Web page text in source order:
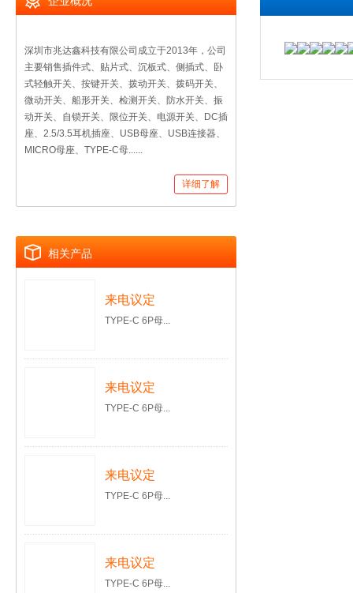
深圳市兆达鑫科技有限公司成立于2013年，公司
主要销售插件式、贴片式、沉板式、侧插式、卧
式轻触开关、按键开关、拨动开关、拨码开关、
微动开关、船形开关、检测开关、防水开关、振
动开关、自锁开关、限位开关、电源开关、DC插
座、2.5/3.5耳机插座、USB母座、USB连接器、
MICRO母座、TYPE-C母......
详细了解
相关产品
来电议定
TYPE-C 6P母...
来电议定
TYPE-C 6P母...
来电议定
TYPE-C 6P母...
来电议定
TYPE-C 6P母...